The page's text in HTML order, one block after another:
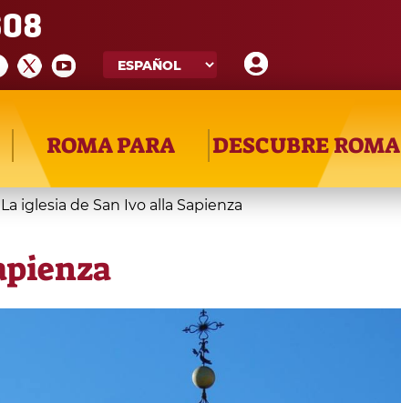
ROMA PARA DESCUBRE ROMA
La iglesia de San Ivo alla Sapienza